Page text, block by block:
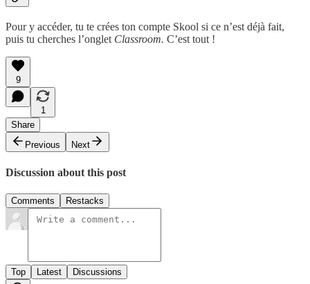
Pour y accéder, tu te crées ton compte Skool si ce n’est déjà fait,
puis tu cherches l’onglet Classroom. C’est tout !
9
1
Share
Previous
Next
Discussion about this post
Comments Restacks
Top Latest Discussions